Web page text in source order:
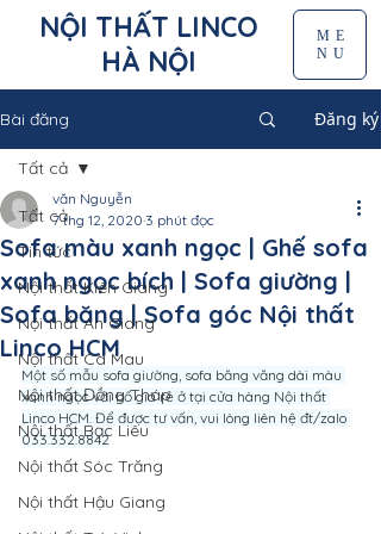
NỘI THẤT LINCO
HÀ NỘI
ME
NU
Bài đăng Đăng ký
Tất cả
Tin tức
Nội thất Kiên Giang
Nội thất An Giang
Nội thất Cà Mau
Nội thất Đồng Tháp
Nội thất Bạc Liêu
Nội thất Sóc Trăng
Nội thất Hậu Giang
Tất cả
Sofa màu xanh ngọc | Ghế sofa
xanh ngọc bích | Sofa giường |
Sofa băng | Sofa góc Nội thất
Linco HCM
văn Nguyễn
7 thg 12, 2020 3 phút đọc
Một số mẫu sofa giường, sofa băng văng dài màu
xanh ngọc vải bố giá rẻ ở tại cửa hàng Nội thất
Linco HCM. Để được tư vấn, vui lòng liên hệ đt/zalo
033.332.8842